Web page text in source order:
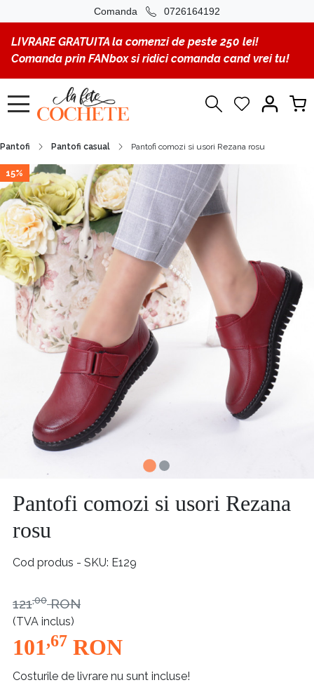
Comanda 0726164192
LIVRARE GRATUITA la comenzi de peste 250 lei!
Comanda prin FANbox si ridici comanda cand vrei tu!
Pantofi Pantofi casual Pantofi comozi si usori Rezana rosu
15%
Pantofi comozi si usori Rezana
rosu
Cod produs - SKU E129
101,67 RON
(TVA inclus)
121,00 RON
Costurile de livrare nu sunt incluse!